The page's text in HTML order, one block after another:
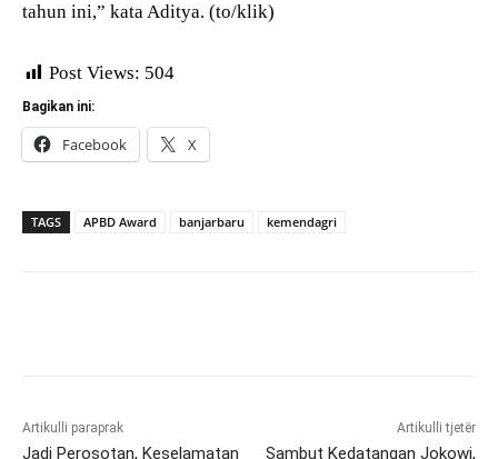
tahun ini,” kata Aditya. (to/klik)
Post Views: 504
Bagikan ini:
Facebook X
TAGS APBD Award banjarbaru kemendagri
Artikulli paraprak
Jadi Perosotan, Keselamatan
Artikulli tjetër
Sambut Kedatangan Jokowi,